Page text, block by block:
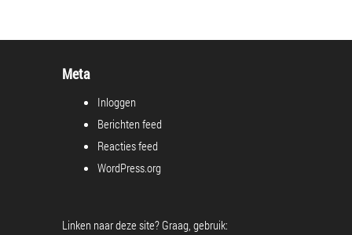
Meta
Inloggen
Berichten feed
Reacties feed
WordPress.org
Linken naar deze site? Graag, gebruik: